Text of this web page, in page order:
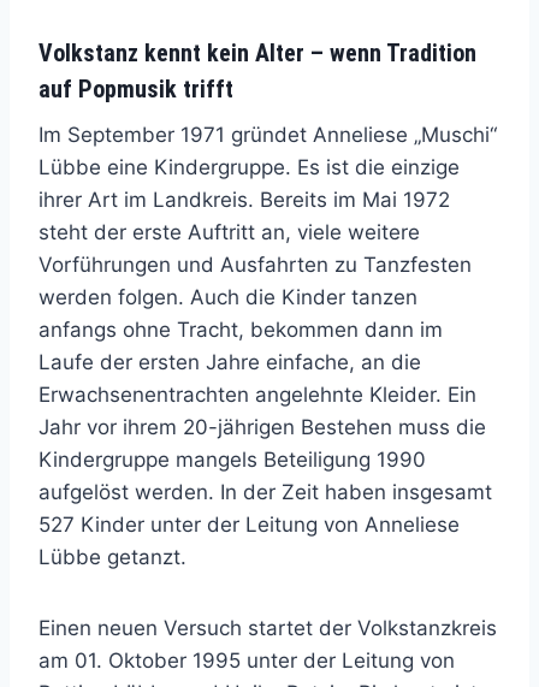
Volkstanz kennt kein Alter – wenn Tradition
auf Popmusik trifft
Im September 1971 gründet Anneliese „Muschi“
Lübbe eine Kindergruppe. Es ist die einzige
ihrer Art im Landkreis. Bereits im Mai 1972
steht der erste Auftritt an, viele weitere
Vorführungen und Ausfahrten zu Tanzfesten
werden folgen. Auch die Kinder tanzen
anfangs ohne Tracht, bekommen dann im
Laufe der ersten Jahre einfache, an die
Erwachsenentrachten angelehnte Kleider. Ein
Jahr vor ihrem 20-jährigen Bestehen muss die
Kindergruppe mangels Beteiligung 1990
aufgelöst werden. In der Zeit haben insgesamt
527 Kinder unter der Leitung von Anneliese
Lübbe getanzt.
Einen neuen Versuch startet der Volkstanzkreis
am 01. Oktober 1995 unter der Leitung von